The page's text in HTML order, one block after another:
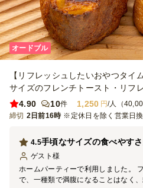
オードブル
【リフレッシュしたいおやつタイ
サイズのフレンチトースト・リフ
4.90
10件 1,250 円/人（
締切 2日前16時 ※定休日を除く営業日
手頃なサイズの食べやすさ
4.5
ゲスト 様
ホームパーティーで利用しました。
で、一種類で満腹になることはなく